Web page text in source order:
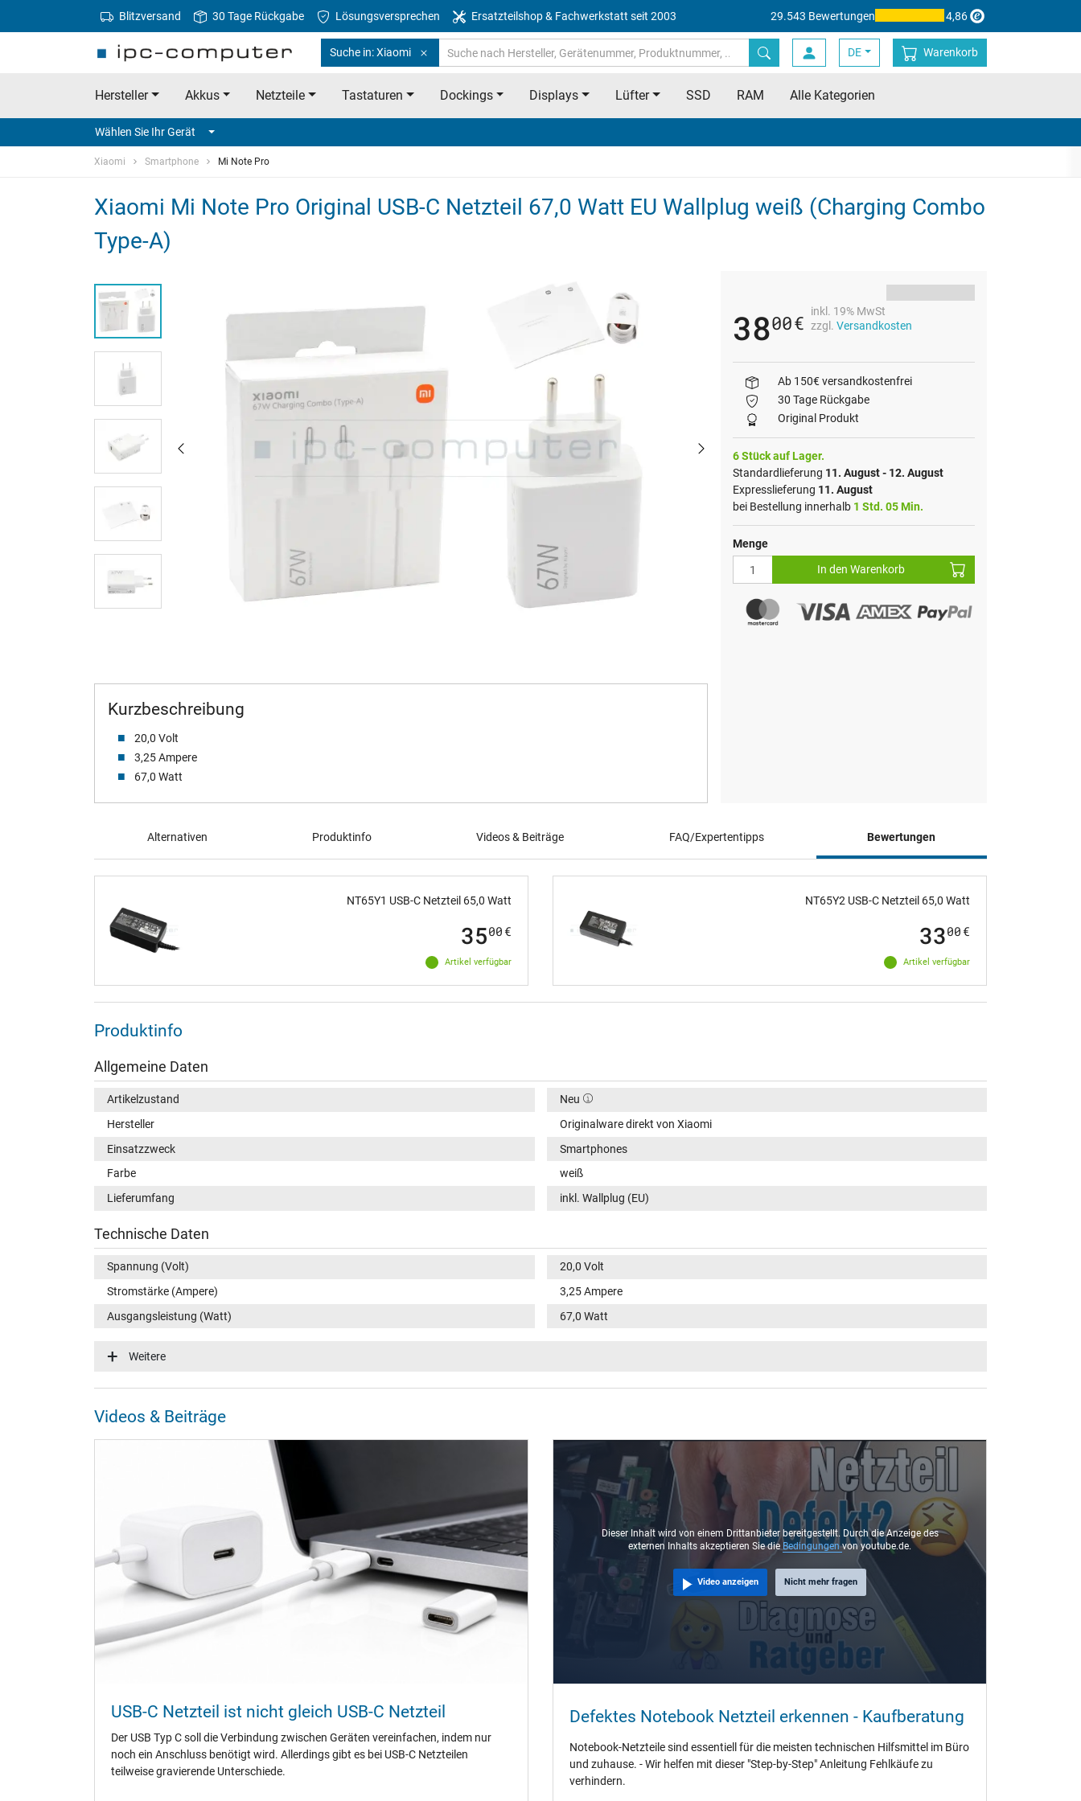
Blitzversand 30 Tage Rückgabe Lösungsversprechen Ersatzteilshop & Fachwerkstatt seit 2003 29.543 Bewertungen 4,86
Suche in: Xiaomi DE Warenkorb
Hersteller Akkus Netzteile Tastaturen Dockings Displays Lüfter SSD RAM Alle Kategorien
Wählen Sie Ihr Gerät
Xiaomi Smartphone Mi Note Pro
Xiaomi Mi Note Pro Original USB-C Netzteil 67,0 Watt EU Wallplug weiß (Charging Combo
Type-A)
Kurzbeschreibung
20,0 Volt
3,25 Ampere
67,0 Watt
3800€
inkl. 19% MwSt
zzgl. Versandkosten
Ab 150€ versandkostenfrei
30 Tage Rückgabe
Original Produkt
6 Stück auf Lager.
Standardlieferung 11. August - 12. August
Expresslieferung 11. August
bei Bestellung innerhalb 1 Std. 05 Min.
Menge
In den Warenkorb
Alternativen Produktinfo Videos & Beiträge FAQ/Expertentipps Bewertungen
NT65Y1 USB-C Netzteil 65,0 Watt
Artikel verfügbar
3500 €
NT65Y2 USB-C Netzteil 65,0 Watt
Artikel verfügbar
3300 €
Produktinfo
Allgemeine Daten
Artikelzustand
Neu
Hersteller
Originalware direkt von Xiaomi
Einsatzzweck
Smartphones
Farbe
weiß
Lieferumfang
inkl. Wallplug (EU)
Technische Daten
Spannung (Volt)
20,0 Volt
Stromstärke (Ampere)
3,25 Ampere
Ausgangsleistung (Watt)
67,0 Watt
5V / 3A / 15,0W
Steckertyp / -form
USB-C / 180° gerade
Länge Anschlusskabel (m) (ca.)
1.00 m
Maße
Länge / Breite / Höhe
Weitere Daten
Besonderheiten
Unterstützt Quick Charging 3.0
Prüfsiegel
CE
EAC
Weitere
Videos & Beiträge
USB-C Netzteil ist nicht gleich USB-C Netzteil
Der USB Typ C soll die Verbindung zwischen Geräten vereinfachen, indem nur
noch ein Anschluss benötigt wird. Allerdings gibt es bei USB-C Netzteilen
teilweise gravierende Unterschiede.
Dieser Inhalt wird von einem Drittanbieter bereitgestellt. Durch die Anzeige des
externen Inhalts akzeptieren Sie dieBedingungenvon youtube.de.
Video anzeigen Nicht mehr fragen
Defektes Notebook Netzteil erkennen - Kaufberatung
Notebook-Netzteile sind essentiell für die meisten technischen Hilfsmittel im Büro
und zuhause. - Wir helfen mit dieser "Step-by-Step" Anleitung Fehlkäufe zu
verhindern.